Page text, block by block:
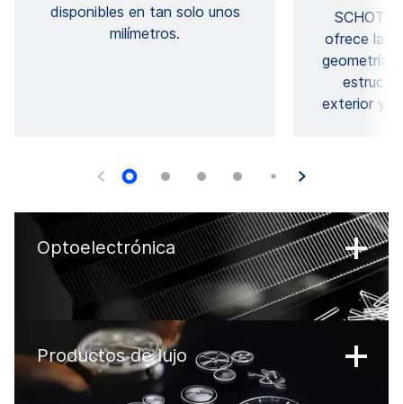
disponibles en tan solo unos
milímetros.
SCHOTT
ofrece la
geometrías
exterior y
Optoelectrónica
Productos de lujo